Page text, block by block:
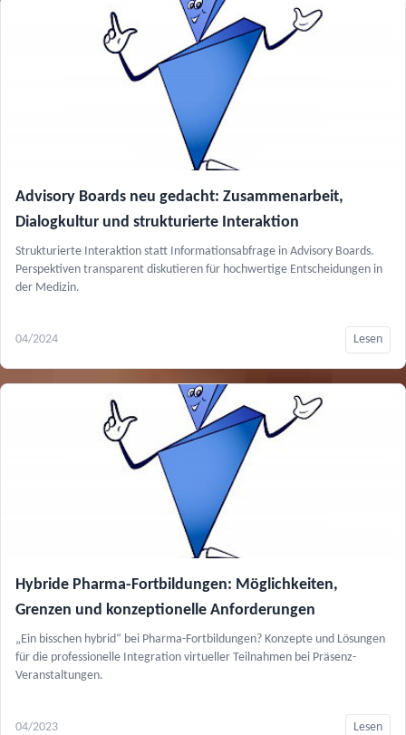
Advisory Boards neu gedacht: Zusammenarbeit,
Dialogkultur und strukturierte Interaktion
Strukturierte Interaktion statt Informationsabfrage in Advisory Boards.
Perspektiven transparent diskutieren für hochwertige Entscheidungen in
der Medizin.
04/2024 Lesen
Hybride Pharma-Fortbildungen: Möglichkeiten,
Grenzen und konzeptionelle Anforderungen
„Ein bisschen hybrid“ bei Pharma-Fortbildungen? Konzepte und Lösungen
für die professionelle Integration virtueller Teilnahmen bei Präsenz-
Veranstaltungen.
04/2023 Lesen